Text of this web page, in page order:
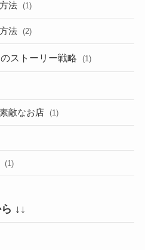
法 (1)
法 (2)
ストーリー戦略 (1)
敵なお店 (1)
(1)
↓↓